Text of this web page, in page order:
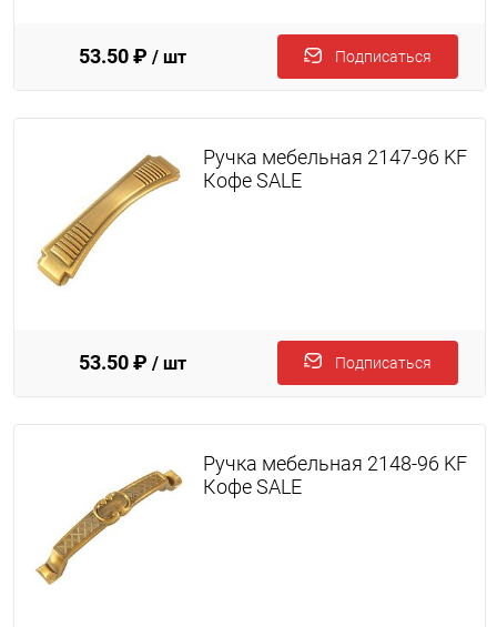
53.50 ₽ / шт Подписаться
Ручка мебельная 2147-96 KF
Кофе SALE
53.50 ₽ / шт Подписаться
Ручка мебельная 2148-96 KF
Кофе SALE